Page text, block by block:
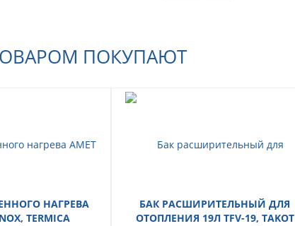
ПОКУПАЮТ
НАГРЕВА
TERMICA
БАК РАСШИРИТЕЛЬНЫЙ ДЛЯ
ОТОПЛЕНИЯ 19Л TFV-19, TAKOT